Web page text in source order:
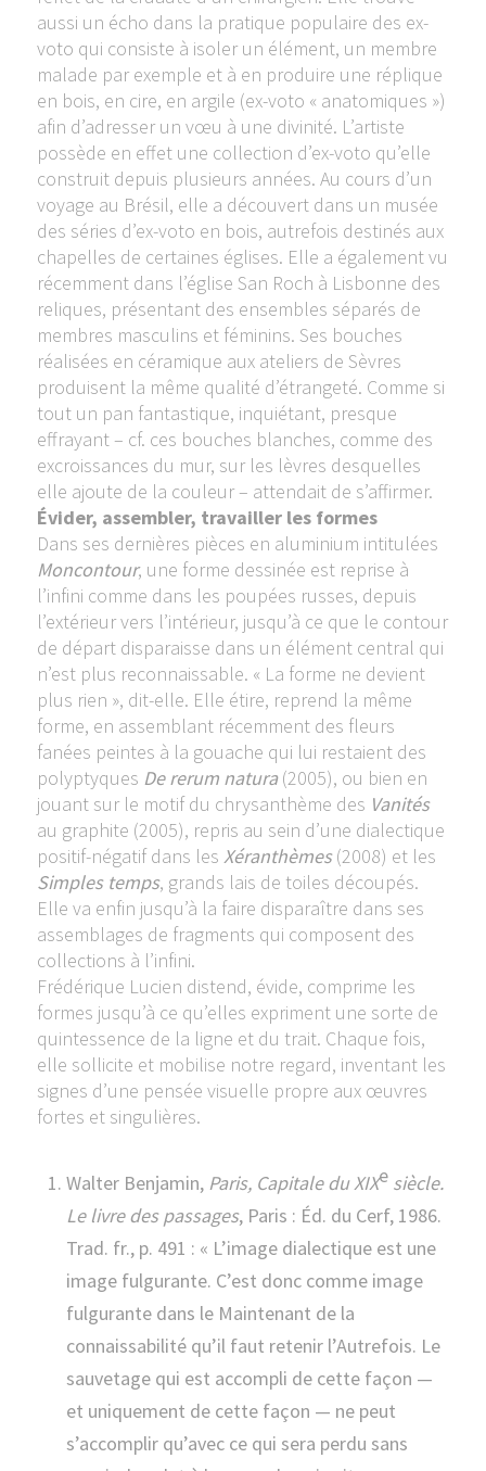
aussi un écho dans la pratique populaire des ex-
voto qui consiste à isoler un élément, un membre
malade par exemple et à en produire une réplique
en bois, en cire, en argile (ex-voto « anatomiques »)
afin d’adresser un vœu à une divinité. L’artiste
possède en effet une collection d’ex-voto qu’elle
construit depuis plusieurs années. Au cours d’un
voyage au Brésil, elle a découvert dans un musée
des séries d’ex-voto en bois, autrefois destinés aux
chapelles de certaines églises. Elle a également vu
récemment dans l’église San Roch à Lisbonne des
reliques, présentant des ensembles séparés de
membres masculins et féminins. Ses bouches
réalisées en céramique aux ateliers de Sèvres
produisent la même qualité d’étrangeté. Comme si
tout un pan fantastique, inquiétant, presque
effrayant – cf. ces bouches blanches, comme des
excroissances du mur, sur les lèvres desquelles
elle ajoute de la couleur – attendait de s’affirmer.
Évider, assembler, travailler les formes
Dans ses dernières pièces en aluminium intitulées
Moncontour, une forme dessinée est reprise à
l’infini comme dans les poupées russes, depuis
l’extérieur vers l’intérieur, jusqu’à ce que le contour
de départ disparaisse dans un élément central qui
n’est plus reconnaissable. « La forme ne devient
plus rien », dit-elle. Elle étire, reprend la même
forme, en assemblant récemment des fleurs
fanées peintes à la gouache qui lui restaient des
polyptyques De rerum natura(2005), ou bien en
jouant sur le motif du chrysanthème des Vanités
au graphite (2005), repris au sein d’une dialectique
positif-négatif dans les Xéranthèmes(2008) et les
Simples temps, grands lais de toiles découpés.
Elle va enfin jusqu’à la faire disparaître dans ses
assemblages de fragments qui composent des
collections à l’infini.
Frédérique Lucien distend, évide, comprime les
formes jusqu’à ce qu’elles expriment une sorte de
quintessence de la ligne et du trait. Chaque fois,
elle sollicite et mobilise notre regard, inventant les
signes d’une pensée visuelle propre aux œuvres
fortes et singulières.
Walter Benjamin, Paris, Capitale du XIXesiècle.
Le livre des passages, Paris : Éd. du Cerf, 1986.
Trad. fr., p. 491 : « L’image dialectique est une
image fulgurante. C’est donc comme image
fulgurante dans le Maintenant de la
connaissabilité qu’il faut retenir l’Autrefois. Le
sauvetage qui est accompli de cette façon —
et uniquement de cette façon — ne peut
s’accomplir qu’avec ce qui sera perdu sans